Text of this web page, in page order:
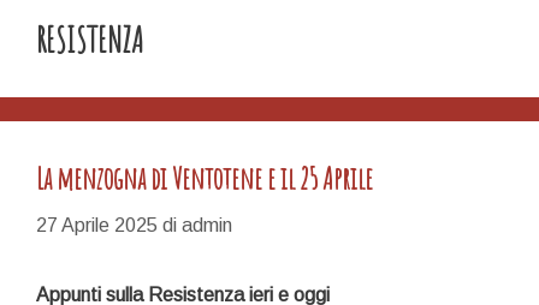
RESISTENZA
La menzogna di Ventotene e il 25 Aprile
27 Aprile 2025 di admin
Appunti sulla Resistenza ieri e oggi